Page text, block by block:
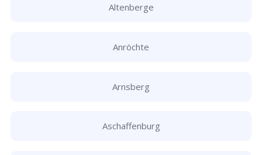
Altenberge
Anröchte
Arnsberg
Aschaffenburg